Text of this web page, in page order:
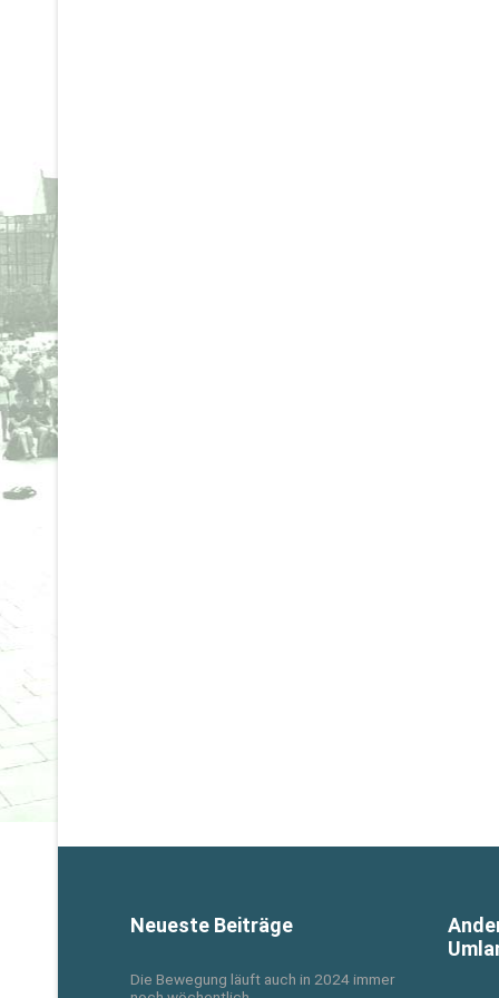
Neueste Beiträge
Die Bewegung läuft auch in 2024 immer